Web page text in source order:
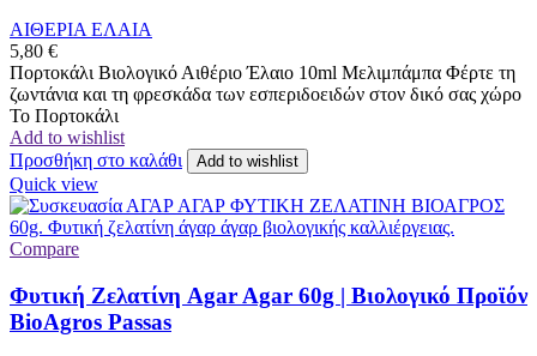
ΑΙΘΕΡΙΑ ΕΛΑΙΑ
5,80 €
Πορτοκάλι Βιολογικό Αιθέριο Έλαιο 10ml Μελιμπάμπα Φέρτε τη
ζωντάνια και τη φρεσκάδα των εσπεριδοειδών στον δικό σας χώρο
Το Πορτοκάλι
Add to wishlist
Προσθήκη στο καλάθι
Add to wishlist
Quick view
Compare
Φυτική Ζελατίνη Agar Agar 60g | Βιολογικό Προϊόν
BioAgros Passas